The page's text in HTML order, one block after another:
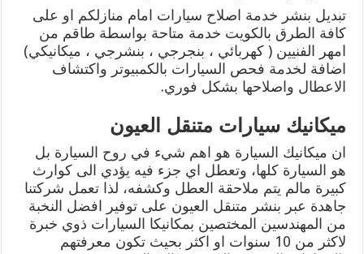
تبديل بنشر خدمة اصلاح سيارات امام منازلكم او على
كافة الطرق بالكويت خدمة متاحة بواسطة طاقم من
امهر الفنيين ( كهربائي ، بنجرجي ، بنشرجي ، ميكانيكي)
اضافة لخدمة فحص السيارات بالكمبيوتر واكتشاف
الاعطال واصلاحها بشكل فوري.
ميكانيك سيارات متنقل العيون
ان ميكانيك السيارة هو اهم شيء في روح السيارة بل
هو السيارة كلها، وتعطل اي جزء فيه يؤدي الى كوارث
كبيرة مالم يتم ملاحقة العطل وكشفه، لذا تعمل شركتنا
جاهدة عبر بنشر متنقل العيون على توفير افضل النخبة
من المهندسين المختصين بمكانيكا السيارات ذوي خبرة
لاكثر من 10 سنوات او اكثر بحيث تكون معرفتهم